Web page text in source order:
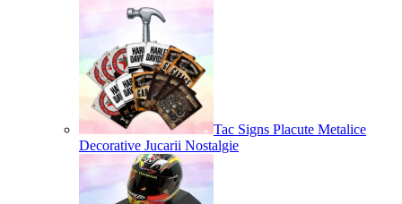
Tac Signs Placute Metalice
Decorative Jucarii Nostalgie